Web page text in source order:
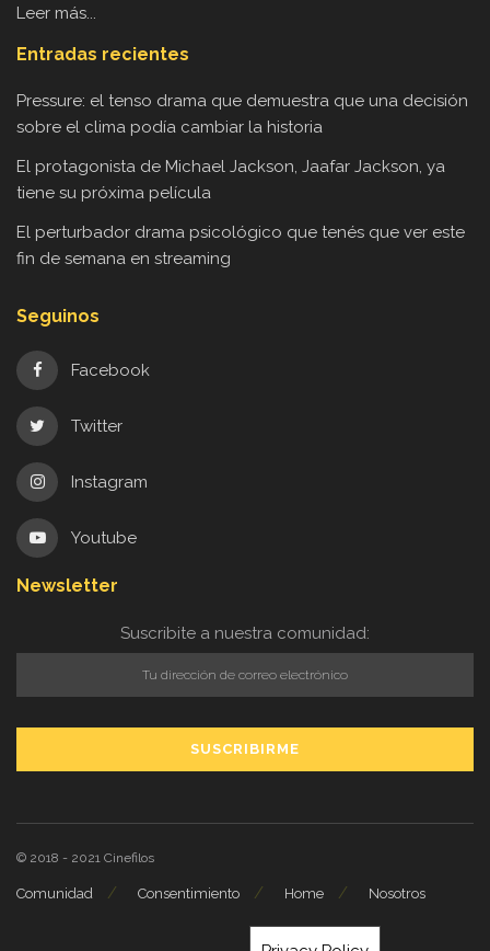
Leer más...
Entradas recientes
Pressure: el tenso drama que demuestra que una decisión
sobre el clima podía cambiar la historia
El protagonista de Michael Jackson, Jaafar Jackson, ya
tiene su próxima película
El perturbador drama psicológico que tenés que ver este
fin de semana en streaming
Seguinos
Facebook
Twitter
Instagram
Youtube
Newsletter
Suscribite a nuestra comunidad:
© 2018 - 2021 Cinefilos
Comunidad Consentimiento Home Nosotros